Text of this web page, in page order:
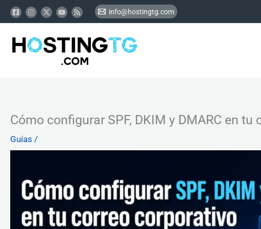
al
contenido
info@hostingtg.com
Cómo configurar SPF, DKIM y DMARC en
Guías /